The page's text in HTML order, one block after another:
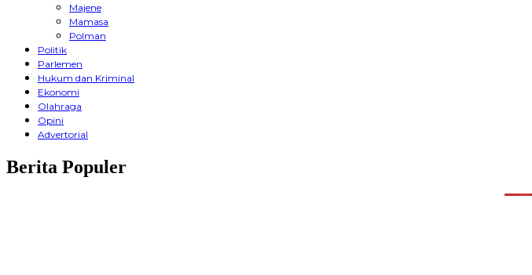
Majene
Mamasa
Polman
Politik
Parlemen
Hukum dan Kriminal
Ekonomi
Olahraga
Opini
Advertorial
Berita Populer